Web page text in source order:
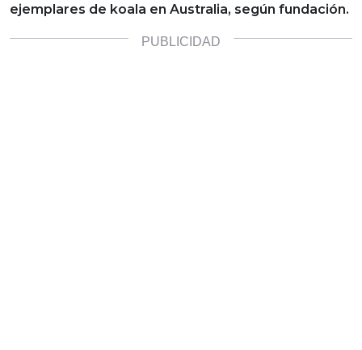
ejemplares de koala en Australia, según fundación.